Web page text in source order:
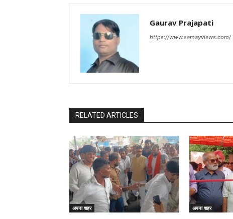
Gaurav Prajapati
https://www.samayviews.com/
RELATED ARTICLES
अपना शहर अपना शहर